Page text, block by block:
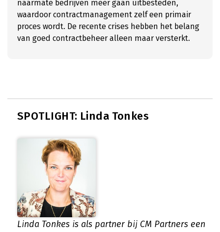
naarmate bedrijven meer gaan uitbesteden,
waardoor contractmanagement zelf een primair
proces wordt. De recente crises hebben het belang
van goed contractbeheer alleen maar versterkt.
SPOTLIGHT: Linda Tonkes
Linda Tonkes is als partner bij CM Partners een